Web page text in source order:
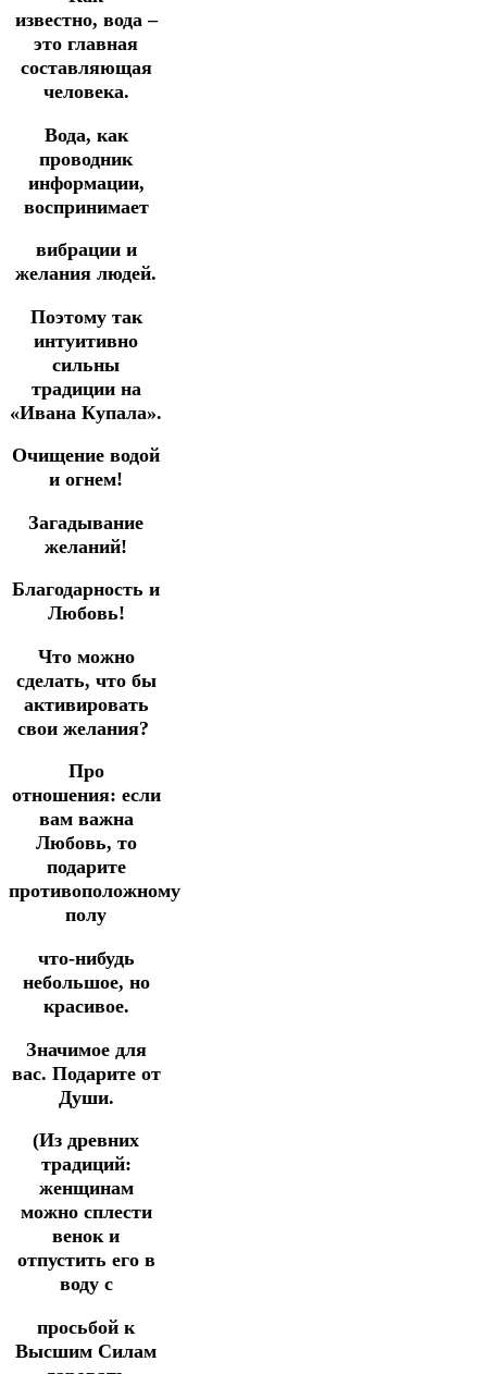
известно, вода –
это главная
составляющая
человека.
Вода, как
проводник
информации,
воспринимает
вибрации и
желания людей.
Поэтому так
интуитивно
сильны
традиции на
«Ивана Купала».
Очищение водой
и огнем!
Загадывание
желаний!
Благодарность и
Любовь!
Что можно
сделать, что бы
активировать
свои желания?
Про
отношения: если
вам важна
Любовь, то
подарите
противоположному
полу
что-нибудь
небольшое, но
красивое.
Значимое для
вас. Подарите от
Души.
(Из древних
традиций:
женщинам
можно сплести
венок и
отпустить его в
воду с
просьбой к
Высшим Силам